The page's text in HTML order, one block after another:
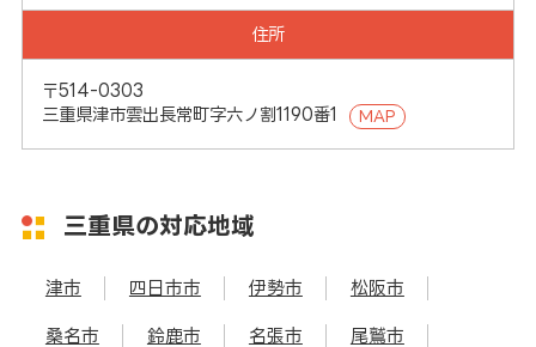
住所
〒514-0303
三重県津市雲出長常町字六ノ割1190番1
MAP
三重県の対応地域
津市 四日市市 伊勢市 松阪市
桑名市 鈴鹿市 名張市 尾鷲市